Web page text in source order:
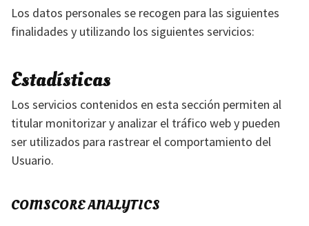
Los datos personales se recogen para las siguientes
finalidades y utilizando los siguientes servicios:
Estadísticas
Los servicios contenidos en esta sección permiten al
titular monitorizar y analizar el tráfico web y pueden
ser utilizados para rastrear el comportamiento del
Usuario.
COMSCORE ANALYTICS